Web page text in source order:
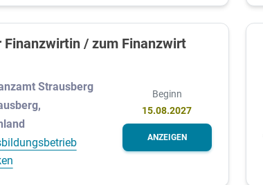
Finanzwirtin / zum Finanzwirt
Strausberg
Beginn
15.08.2027
ANZEIGEN